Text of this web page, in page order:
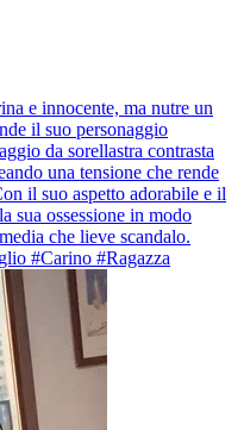
e innocente, ma nutre un
il suo personaggio
da sorellastra contrasta
una tensione che rende
il suo aspetto adorabile e il
sua ossessione in modo
che lieve scandalo.
#Carino #Ragazza